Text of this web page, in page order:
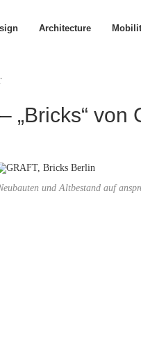
Architecture
„Bricks“ von
und Altbestand auf